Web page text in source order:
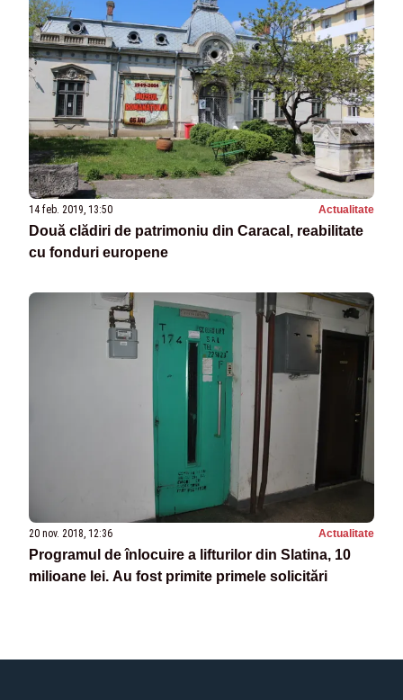
14 feb. 2019, 13:50 Actualitate
Două clădiri de patrimoniu din Caracal, reabilitate
cu fonduri europene
20 nov. 2018, 12:36 Actualitate
Programul de înlocuire a lifturilor din Slatina, 10
milioane lei. Au fost primite primele solicitări